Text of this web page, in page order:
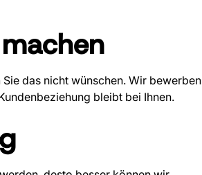
das nicht wünschen. Wir bewerben
bleibt bei Ihnen.